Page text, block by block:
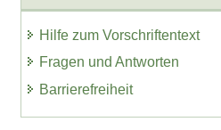
Hilfe zum Vorschriftentext
Fragen und Antworten
Barrierefreiheit